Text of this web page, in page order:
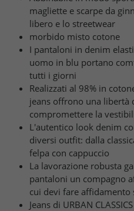
magliette e scarpe da
libero e lo streetwear
morbido misto cotone
I pantaloni in denim
uomo in blu portano
tutti i giorni
Realizzati al 98% in
jeans offrono una libertà
compromettere la
L'autentico look denim
diversi outfit: dalla
felpa con cappuccio
La lavorazione robusta
pantaloni un compagno
cui devi fare affidamento
Jeans di URBAN